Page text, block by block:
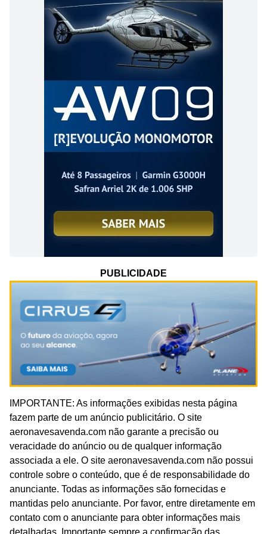
PUBLICIDADE
IMPORTANTE: As informações exibidas nesta página
fazem parte de um anúncio publicitário. O site
aeronavesavenda.com não garante a precisão ou
veracidade do anúncio ou de qualquer informação
associada a ele. O site aeronavesavenda.com não possui
controle sobre o conteúdo, que é de responsabilidade do
anunciante. Todas as informações são fornecidas e
mantidas pelo anunciante. Por favor, entre diretamente em
contato com o anunciante para obter informações mais
detalhadas. Importante sempre a confirmação das